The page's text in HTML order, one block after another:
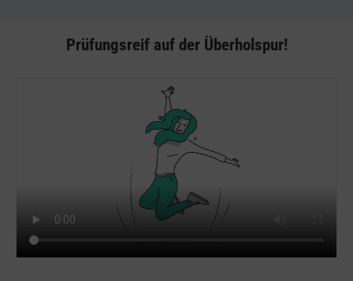
Prüfungsreif auf der Überholspur!